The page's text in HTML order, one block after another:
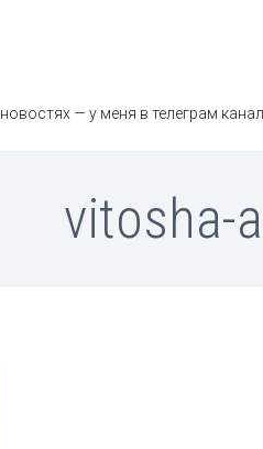
— у меня в телеграм
vitosha-